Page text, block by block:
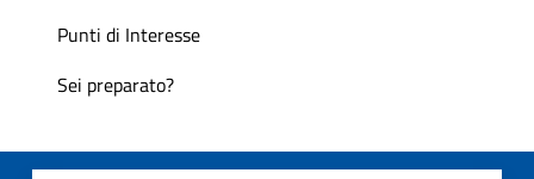
Punti di Interesse
Sei preparato?